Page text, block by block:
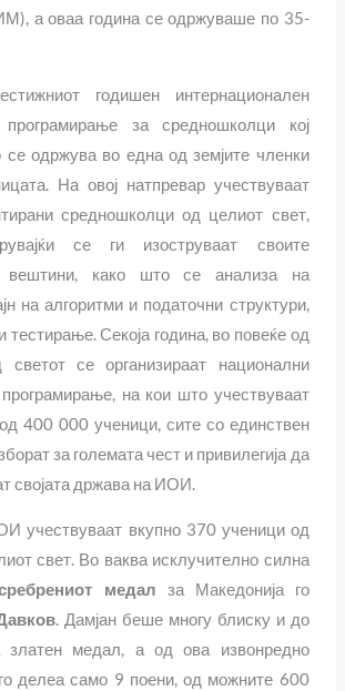
а оваа година се одржуваше по 35-
годишен интернационален
за средношколци кој
се одржува во една од земјите членки
На овој натпревар учествуваат
средношколци од целиот свет,
се ги изоструваат своите
вештини, како што се анализа на
на алгоритми и податочни структури,
тестирање. Секоја година, во повеќе од
се организираат национални
на кои што учествуваат
400 000 ученици, сите со единствен
за големата чест и привилегија да
својата држава на ИОИ.
учествуваат вкупно 370 ученици од
свет. Во ваква исклучително силна
медал за Македонија го
. Дамјан беше многу блиску и до
златен медал, а од ова извонредно
делеа само 9 поени, од можните 600